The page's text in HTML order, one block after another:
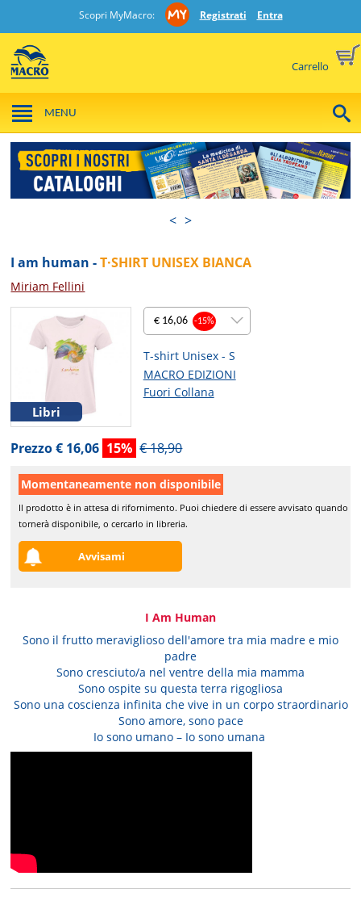
Scopri MyMacro: Registrati Entra
Carrello
MENU
< >
I am human -T·SHIRT UNISEX BIANCA
Miriam Fellini
Libri
€ 16,06-15%
T-shirt Unisex - S
MACRO EDIZIONI
Fuori Collana
Prezzo € 16,06 15% € 18,90
Momentaneamente non disponibile
Il prodotto è in attesa di rifornimento. Puoi chiedere di essere avvisato quando
tornerà disponibile, o cercarlo in libreria.
Avvisami
I Am Human
Sono il frutto meraviglioso dell'amore tra mia madre e mio
padre
Sono cresciuto/a nel ventre della mia mamma
Sono ospite su questa terra rigogliosa
Sono una coscienza infinita che vive in un corpo straordinario
Sono amore, sono pace
Io sono umano – Io sono umana